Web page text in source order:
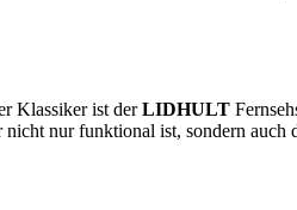
Klassiker ist derLIDHULT
nicht nur funktional ist, sondern auch